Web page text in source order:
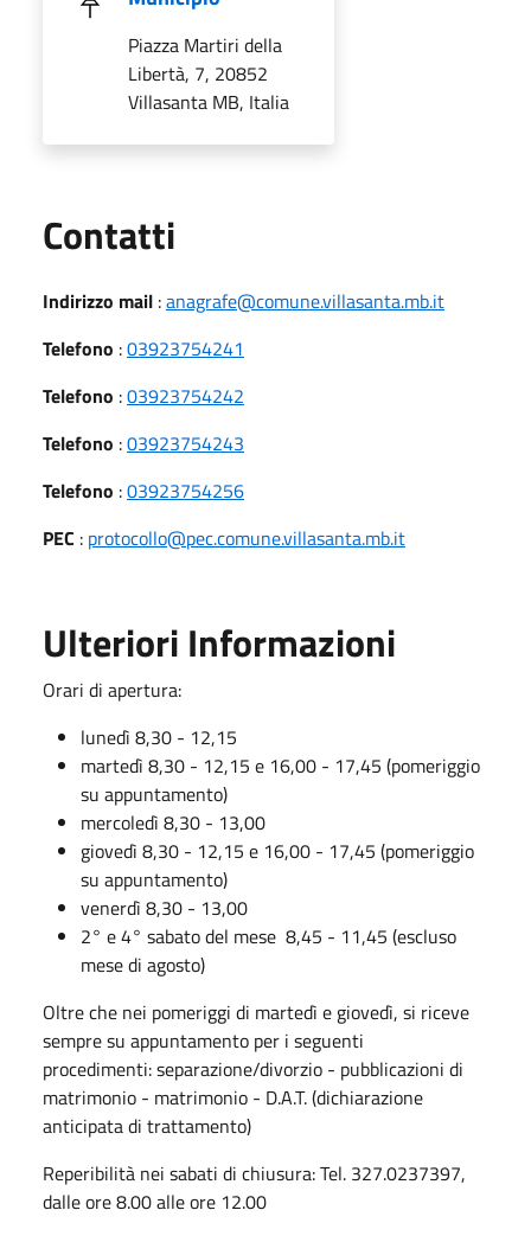
Piazza Martiri della
Libertà, 7, 20852
Villasanta MB, Italia
Contatti
Indirizzo mail :anagrafe@comune.villasanta.mb.it
Telefono :03923754241
Telefono :03923754242
Telefono :03923754243
Telefono :03923754256
PEC : protocollo@pec.comune.villasanta.mb.it
Ulteriori Informazioni
Orari di apertura:
lunedì 8,30 - 12,15
martedì 8,30 - 12,15 e 16,00 - 17,45 (pomeriggio
su appuntamento)
mercoledì 8,30 - 13,00
giovedì 8,30 - 12,15 e 16,00 - 17,45 (pomeriggio
su appuntamento)
venerdì 8,30 - 13,00
2° e 4° sabato del mese 8,45 - 11,45 (escluso
mese di agosto)
Oltre che nei pomeriggi di martedì e giovedì, si riceve
sempre su appuntamento per i seguenti
procedimenti: separazione/divorzio - pubblicazioni di
matrimonio - matrimonio - D.A.T. (dichiarazione
anticipata di trattamento)
Reperibilità nei sabati di chiusura: Tel. 327.0237397,
dalle ore 8.00 alle ore 12.00